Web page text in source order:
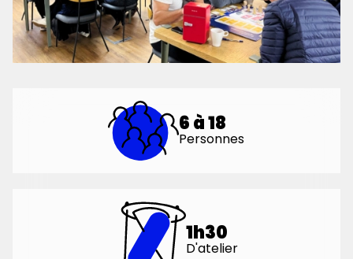
6 à 18
Personnes
1h30
D'atelier